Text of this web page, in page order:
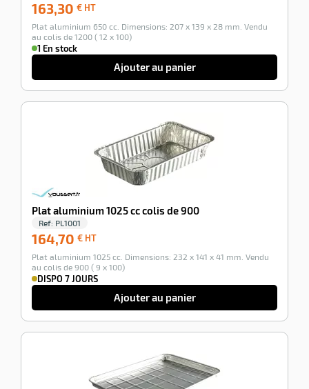
163,30 € HT
HT
Plat aluminium 650 cc. Dimensions: 207 x 139 x 28 mm. Vendu
au colis de 1200 ( 12 x 100)
1 En stock
Ajouter au panier
Plat aluminium 1025 cc colis de 900
Ref: PL1001
164,70 € HT
HT
Plat aluminium 1025 cc. Dimensions: 232 x 141 x 41 mm. Vendu
au colis de 900 ( 9 x 100)
DISPO 7 JOURS
Ajouter au panier